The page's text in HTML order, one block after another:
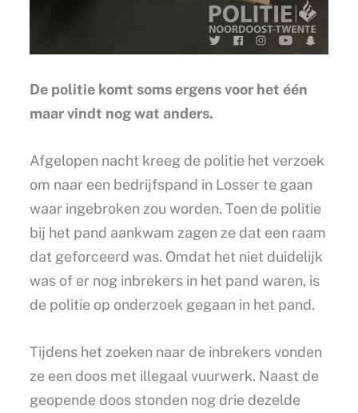
De politie komt soms ergens voor het één
maar vindt nog wat anders.
Afgelopen nacht kreeg de politie het verzoek
om naar een bedrijfspand in Losser te gaan
waar ingebroken zou worden. Toen de politie
bij het pand aankwam zagen ze dat een raam
dat geforceerd was. Omdat het niet duidelijk
was of er nog inbrekers in het pand waren, is
de politie op onderzoek gegaan in het pand.
Tijdens het zoeken naar de inbrekers vonden
ze een doos met illegaal vuurwerk. Naast de
geopende doos stonden nog drie dezelde